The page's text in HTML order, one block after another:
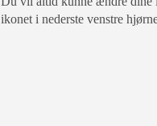
ikonet i nederste venstre